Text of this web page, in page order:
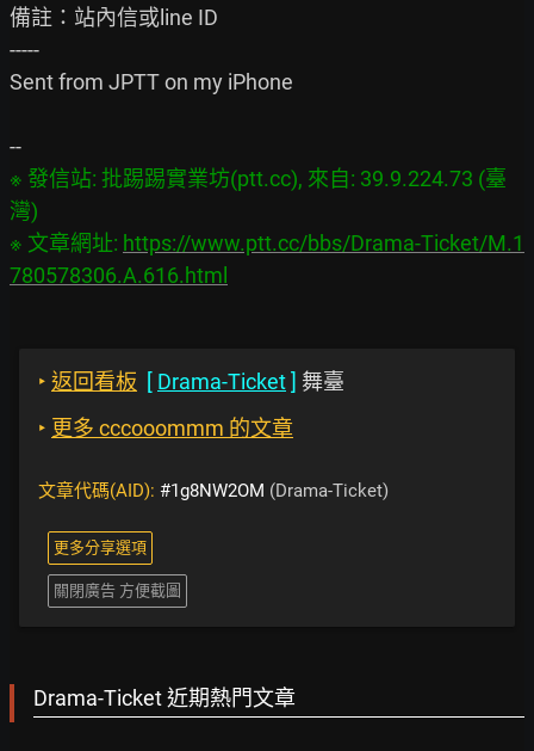
備註：站內信或line ID
-----
Sent from JPTT on my iPhone
※ 發信站: 批踢踢實業坊(ptt.cc), 來自: 39.9.224.73 (臺
灣)
※ 文章網址: https://www.ptt.cc/bbs/Drama-Ticket/M.1
780578306.A.616.html
‣ 返回看板 [ Drama-Ticket] 舞臺
‣ 更多 cccooommm 的文章
文章代碼(AID): #1g8NW2OM (Drama-Ticket)
更多分享選項
關閉廣告 方便截圖
Drama-Ticket 近期熱門文章